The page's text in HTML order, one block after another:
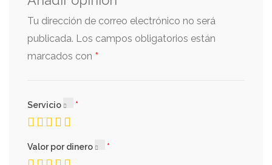
Tu dirección de correo electrónico no será
publicada. Los campos obligatorios están
marcados con *
Servicio
Valor por dinero